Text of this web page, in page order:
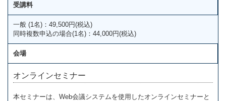
受講料
一般 (1名)：49,500円(税込)
同時複数申込の場合(1名)：44,000円(税込)
会場
オンラインセミナー
本セミナーは、Web会議システムを使用したオンラインセミナーと